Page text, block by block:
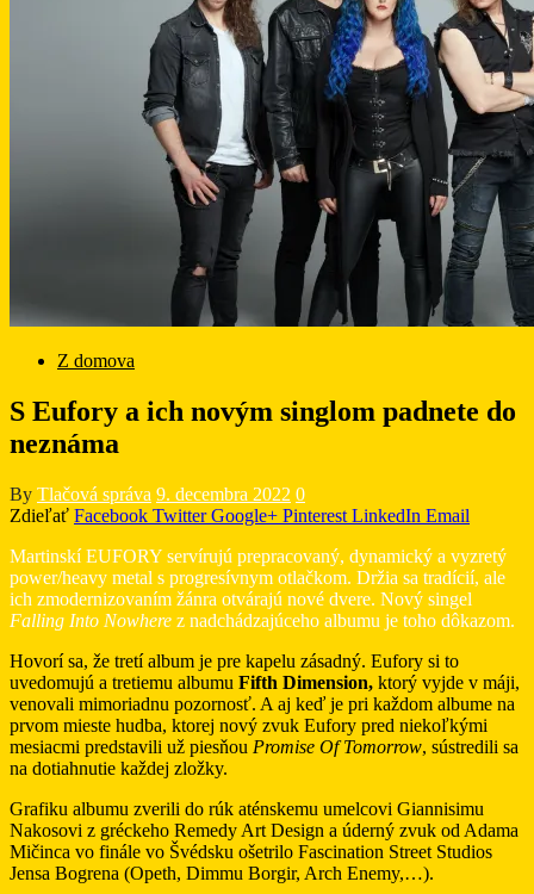
Z domova
S Eufory a ich novým singlom padnete do
neznáma
By Tlačová správa 9. decembra 2022 0
Zdieľať Facebook Twitter Google+ Pinterest LinkedIn Email
Martinskí EUFORY servírujú prepracovaný, dynamický a vyzretý
power/heavy metal s progresívnym otlačkom. Držia sa tradícií, ale
ich zmodernizovaním žánra otvárajú nové dvere. Nový singel
Falling Into Nowhere z nadchádzajúceho albumu je toho dôkazom.
Hovorí sa, že tretí album je pre kapelu zásadný. Eufory si to
uvedomujú a tretiemu albumu Fifth Dimension, ktorý vyjde v máji,
venovali mimoriadnu pozornosť. A aj keď je pri každom albume na
prvom mieste hudba, ktorej nový zvuk Eufory pred niekoľkými
mesiacmi predstavili už piesňou Promise Of Tomorrow, sústredili sa
na dotiahnutie každej zložky.
Grafiku albumu zverili do rúk aténskemu umelcovi Giannisimu
Nakosovi z gréckeho Remedy Art Design a úderný zvuk od Adama
Mičinca vo finále vo Švédsku ošetrilo Fascination Street Studios
Jensa Bogrena (Opeth, Dimmu Borgir, Arch Enemy,…).